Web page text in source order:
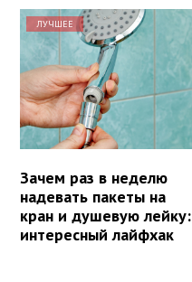
ЛУЧШЕЕ
Зачем раз в неделю
надевать пакеты на
кран и душевую лейку:
интересный лайфхак